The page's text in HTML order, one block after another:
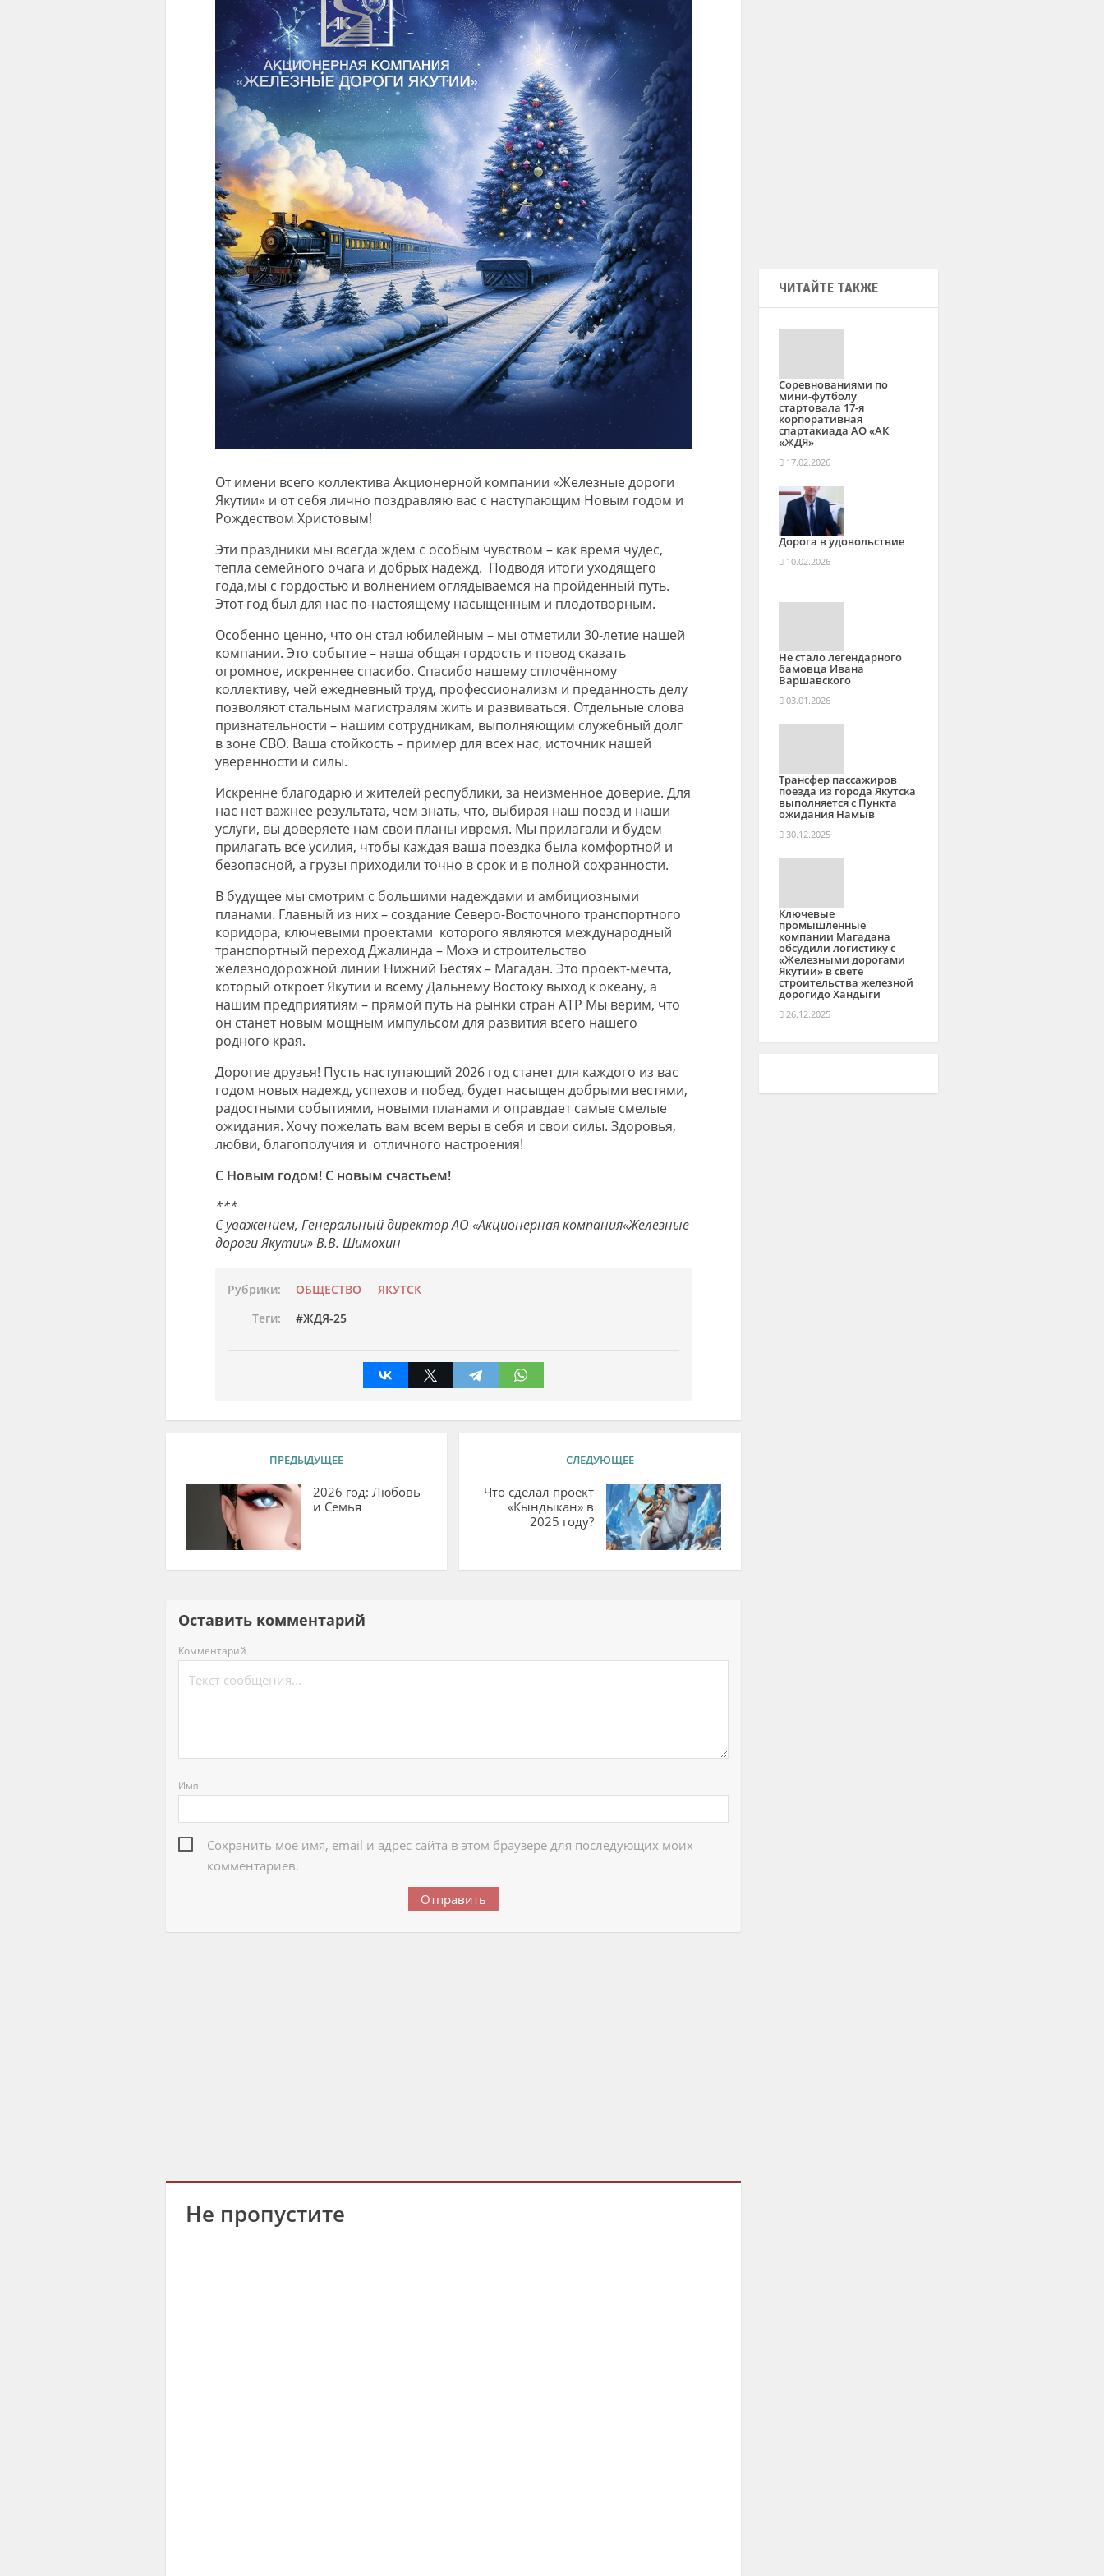
Отимени всего коллектива Акционерной компании «Железные дороги
Якутии» и от себя лично поздравляю вас с наступающим Новым годом и
Рождеством Христовым!
Эти праздники мы всегда ждем с особым чувством – как время чудес,
тепла семейного очага и добрых надежд. Подводя итоги уходящего
года,мы с гордостью и волнением оглядываемся на пройденный путь.
Этотгод был для нас по-настоящему насыщенным и плодотворным.
Особенно ценно, что он стал юбилейным – мы отметили 30-летие нашей
компании. Это событие– наша общая гордость и повод сказать
огромное, искреннее спасибо. Спасибо нашему сплочённому
коллективу, чей ежедневный труд, профессионализм и преданность делу
позволяют стальным магистралям жить и развиваться. Отдельные слова
признательности – нашим сотрудникам, выполняющим служебный долг
в зоне СВО. Ваша стойкость – пример для всех нас, источник нашей
уверенности и силы.
Искренне благодарю и жителей республики, за неизменное доверие. Для
нас нет важнее результата, чем знать, что, выбирая наш поезди наши
услуги, вы доверяете нам свои планы ивремя. Мы прилагали и будем
прилагатьвсе усилия, чтобы каждая ваша поездка была комфортной и
безопасной, а грузы приходили точно в срок и в полной сохранности.
В будущее мы смотрим с большими надеждами и амбициозными
планами. Главный из них – создание Северо-Восточного транспортного
коридора, ключевыми проектами которого являются международный
транспортный переход Джалинда – Мохэ и строительство
железнодорожной линии Нижний Бестях – Магадан. Это проект-мечта,
который откроет Якутии и всему Дальнему Востоку выход к океану, а
нашим предприятиям –прямой путь на рынки стран АТР Мы верим, что
он станет новым мощным импульсом для развития всего нашего
родного края.
Дорогие друзья! Пусть наступающий 2026 год станет для каждого из вас
годом новых надежд, успехов и побед, будетнасыщен добрыми вестями,
радостными событиями, новыми планами и оправдает самые смелые
ожидания. Хочу пожелать вам всем веры в себя и свои силы. Здоровья,
любви, благополучия и отличного настроения!
С Новым годом! С новым счастьем!
***
С уважением, Генеральный директорАО «Акционерная компания«Железные
дороги Якутии»В.В. Шимохин
Рубрики: ОБЩЕСТВО
ЯКУТСК
Теги:
ЖДЯ-25
ПРЕДЫДУЩЕЕ
2026 год: Любовь
и Семья
СЛЕДУЮЩЕЕ
Что сделал проект
«Кындыкан» в
2025 году?
Оставить комментарий
Комментарий
Имя
Сохранить моё имя, email и адрес сайта в этом браузере для последующих моих
комментариев.
Не пропустите
ЧИТАЙТЕ ТАКЖЕ
Соревнованиями по
мини-футболу
стартовала 17-я
корпоративная
спартакиада АО «АК
«ЖДЯ»
17.02.2026
Дорога в удовольствие
10.02.2026
Не стало легендарного
бамовца Ивана
Варшавского
03.01.2026
Трансфер пассажиров
поезда из города Якутска
выполняется с Пункта
ожидания Намыв
30.12.2025
Ключевые
промышленные
компании Магадана
обсудили логистику с
«Железными дорогами
Якутии» в свете
строительства железной
дорогидо Хандыги
26.12.2025